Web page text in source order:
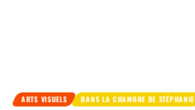
ARTS VISUELS DANS LA CHAMBRE DE STÉPHANIE